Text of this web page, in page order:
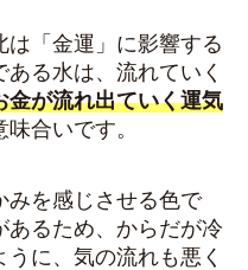
「金運」に影響する
る水は、流れていく
金が流れ出ていく運気
味合いです。
みを感じさせる色で
あるため、からだが冷
に、気の流れも悪く